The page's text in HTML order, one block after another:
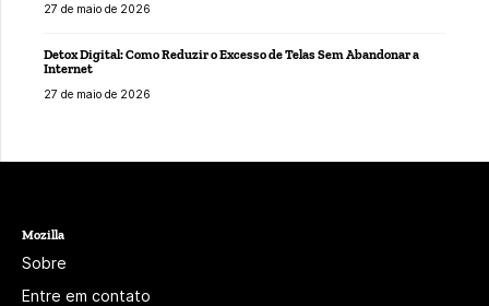
27 de maio de 2026
Detox Digital: Como Reduzir o Excesso de Telas Sem Abandonar a
Internet
27 de maio de 2026
Mozilla
Sobre
Entre em contato